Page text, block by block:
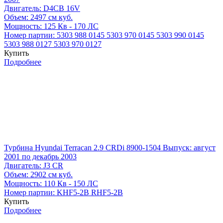
Двигатель: D4CB 16V
Объем: 2497 см куб.
Мощность: 125 Кв - 170 ЛС
Номер партии: 5303 988 0145 5303 970 0145 5303 990 0145
5303 988 0127 5303 970 0127
Купить
Подробнее
Турбина Hyundai Terracan 2.9 CRDi 8900-1504 Выпуск: август
2001 по декабрь 2003
Двигатель: J3 CR
Объем: 2902 см куб.
Мощность: 110 Кв - 150 ЛС
Номер партии: KHF5-2B RHF5-2B
Купить
Подробнее